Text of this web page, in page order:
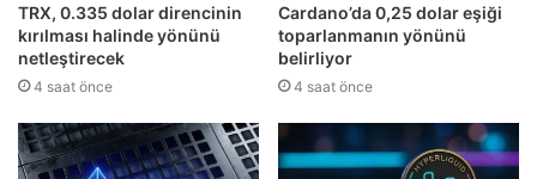
TRX, 0.335 dolar direncinin
kırılması halinde yönünü
netleştirecek
4 saat önce
Cardano’da 0,25 dolar eşiği
toparlanmanın yönünü
belirliyor
4 saat önce